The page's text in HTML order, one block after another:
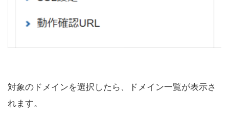
対象のドメインを選択したら、ドメイン一覧が表示さ
れます。